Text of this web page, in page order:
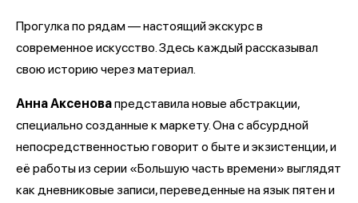
Прогулка по рядам — настоящий экскурс в
современное искусство. Здесь каждый рассказывал
свою историю через материал.
Анна Аксеновапредставила новые абстракции,
специально созданные к маркету. Она с абсурдной
непосредственностью говорит о быте и экзистенции, и
её работы из серии «Большую часть времени» выглядят
как дневниковые записи, переведенные на язык пятен и